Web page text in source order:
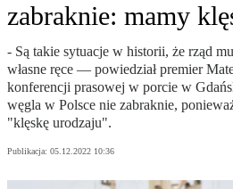
zabraknie: mamy
- Są takie sytuacje w historii, że rząd
własne ręce — powiedział premier
konferencji prasowej w porcie w
węgla w Polsce nie zabraknie,
"klęskę urodzaju".
Publikacja: 05.12.2022 10:36